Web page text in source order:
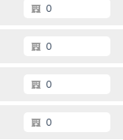
0
0
0
0